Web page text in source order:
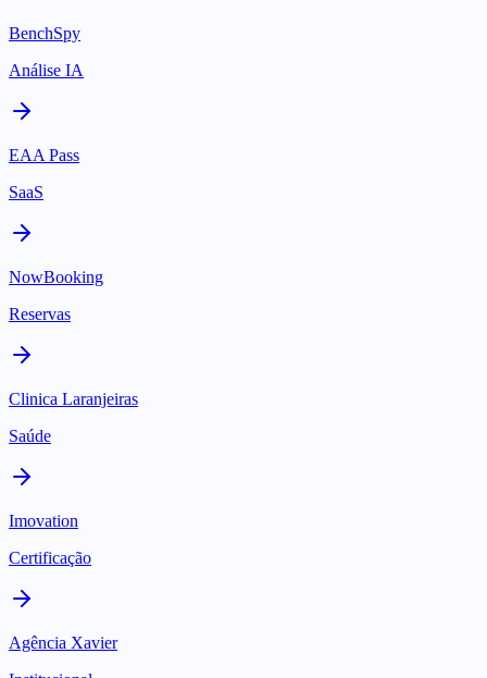
BenchSpy
Análise IA
EAA Pass
SaaS
NowBooking
Reservas
Clinica Laranjeiras
Saúde
Imovation
Certificação
Agência Xavier